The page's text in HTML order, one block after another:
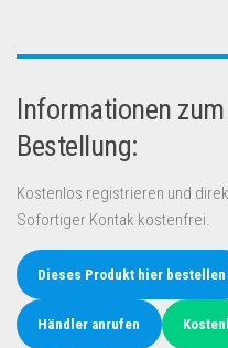
Informationen
Bestellung:
Kostenlos registrieren und
Sofortiger Kontak kostenfrei.
Dieses Produkt hier bestellen
Händler anrufen